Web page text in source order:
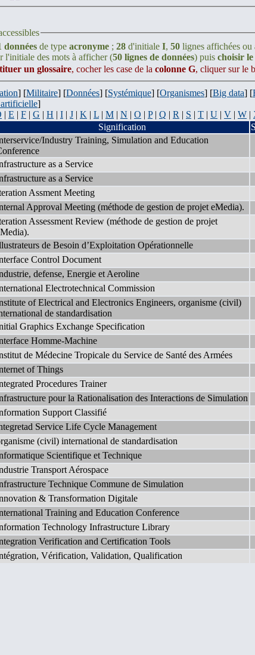
données de type acronyme ; 28 d'initiale I, 50 lignes affichées ou
l'initiale des mots à afficher (50 lignes de données) puis choisir
un glossaire, cocher les case de la colonne G, cliquer sur le
] [Militaire] [Données] [Systémique] [Organismes] [Big data] [
]
| E | F | G | H | I | J | K | L | M | N | O | P| Q | R | S | T | U | V | W |
Signification
Industry Training, Simulation and Education
as a Service
as a Service
Assment Meeting
Approval Meeting (méthode de gestion de projet eMedia).
Assessment Review (méthode de gestion de projet
de Besoin d’Exploitation Opérationnelle
Control Document
defense, Energie et Aeroline
Electrotechnical Commission
of Electrical and Electronics Engineers, organisme (civil)
de standardisation
Graphics Exchange Specification
Homme-Machine
de Médecine Tropicale du Service de Santé des Armées
of Things
Procedures Trainer
pour la Rationalisation des Interactions de Simulation
Support Classifié
Service Life Cycle Management
(civil) international de standardisation
Scientifique et Technique
Transport Aérospace
Technique Commune de Simulation
& Transformation Digitale
Training and Education Conference
Technology Infrastructure Library
Verification and Certification Tools
Vérification, Validation, Qualification